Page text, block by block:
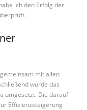
ich den Erfolg der
mit allen
wurde das
umgesetzt. Die darauf
Effizienzsteigerung